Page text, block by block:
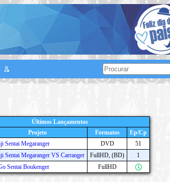
Últimos Lançamentos
Projeto Formatos
Ep/Cp
Sentai Megaranger
DVD
51
Sentai Megaranger VS Carranger
FullHD, (BD)
1
Sentai Boukenger
FullHD